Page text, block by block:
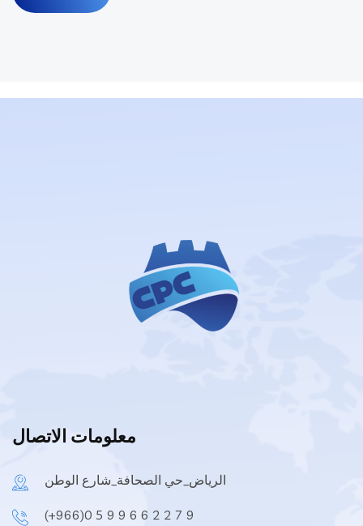
معلومات الاتصال
الرياض_حي الصحافة_شارع الوطن
(+966)0 5 9 9 6 6 2 2 7 9